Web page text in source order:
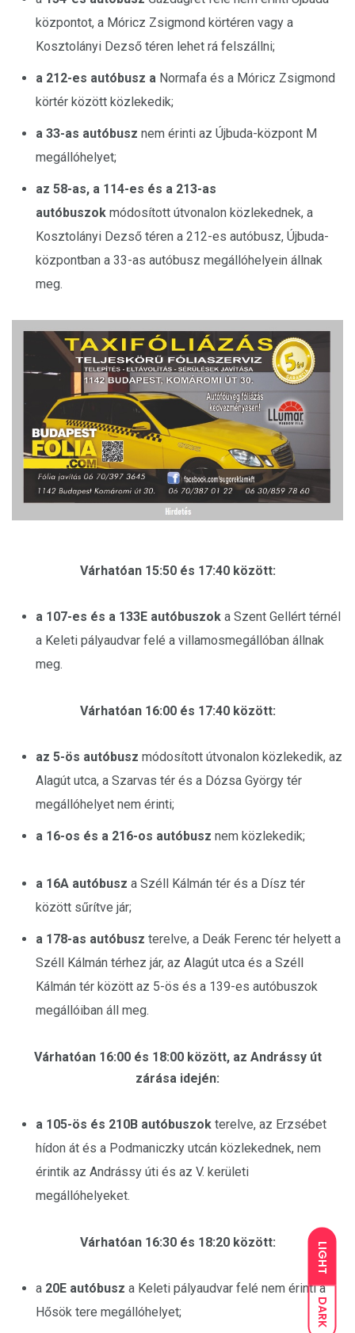
LIGHT
DARK
központot, a Móricz Zsigmond körtéren vagy a
Kosztolányi Dezső téren lehet rá felszállni;
a 212-es autóbusz a Normafa és a Móricz Zsigmond
körtér között közlekedik;
a 33-as autóbusz nem érinti az Újbuda-központ M
megállóhelyet;
az 58-as, a 114-es és a 213-as
autóbuszok módosított útvonalon közlekednek, a
Kosztolányi Dezső téren a 212-es autóbusz, Újbuda-
központban a 33-as autóbusz megállóhelyein állnak
meg.
Várhatóan 15:50 és 17:40 között:
a 107-es és a 133E autóbuszok a Szent Gellért térnél
a Keleti pályaudvar felé a villamosmegállóban állnak
meg.
Várhatóan 16:00 és 17:40 között:
az 5-ös autóbusz módosított útvonalon közlekedik, az
Alagút utca, a Szarvas tér és a Dózsa György tér
megállóhelyet nem érinti;
a 16-os és a 216-os autóbusz nem közlekedik;
a 16A autóbusz a Széll Kálmán tér és a Dísz tér
között sűrítve jár;
a 178-as autóbusz terelve, a Deák Ferenc tér helyett a
Széll Kálmán térhez jár, az Alagút utca és a Széll
Kálmán tér között az 5-ös és a 139-es autóbuszok
megállóiban áll meg.
Várhatóan 16:00 és 18:00 között, az Andrássy út
zárása idején:
a 105-ös és 210B autóbuszok terelve, az Erzsébet
hídon át és a Podmaniczky utcán közlekednek, nem
érintik az Andrássy úti és az V. kerületi
megállóhelyeket.
Várhatóan 16:30 és 18:20 között:
a 20E autóbusz a Keleti pályaudvar felé nem érinti a
Hősök tere megállóhelyet;